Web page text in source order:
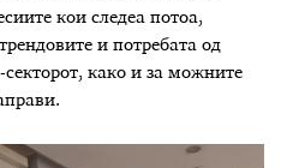
кои следеа потоа,
и потребата од
како и за можните